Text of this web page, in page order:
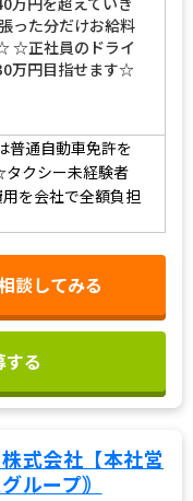
った分だけお給料
☆正社員のドライ
万円目指せます☆
普通自動車免許を
クシー未経験者
を会社で全額負担
談してみる
する
式会社【本社営
ループ｠